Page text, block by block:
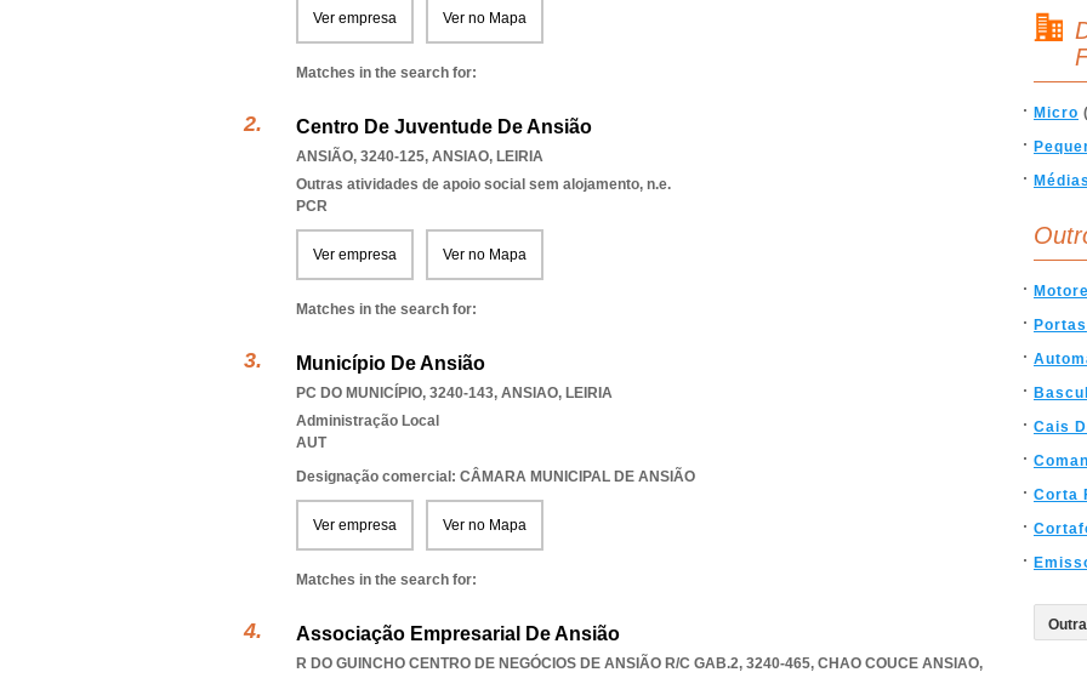
Ver empresa Ver no Mapa
Matches in the search for:
Centro De Juventude De Ansião
ANSIÃO, 3240-125, ANSIAO, LEIRIA
Outras atividades de apoio social sem alojamento, n.e.
PCR
Ver empresa Ver no Mapa
Matches in the search for:
Município De Ansião
PC DO MUNICÍPIO, 3240-143, ANSIAO, LEIRIA
Administração Local
AUT
Designação comercial: CÂMARA MUNICIPAL DE ANSIÃO
Ver empresa Ver no Mapa
Matches in the search for:
Associação Empresarial De Ansião
R DO GUINCHO CENTRO DE NEGÓCIOS DE ANSIÃO R/C GAB.2, 3240-465, CHAO COUCE ANSIAO,
Micro
Médias
Portas
Cais
Corta